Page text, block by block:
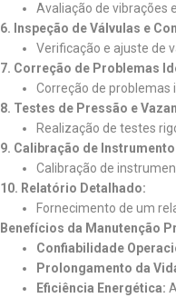
Avaliação de vibrações
6. Inspeção de Válvulas e
Verificação e ajuste de
7. Correção de Problemas
Correção de problemas
8. Testes de Pressão e
Realização de testes
9. Calibração de
Calibração de
10. Relatório Detalhado:
Fornecimento de um
Benefícios da Manutenção
Confiabilidade
Prolongamento da
Eficiência Energética: